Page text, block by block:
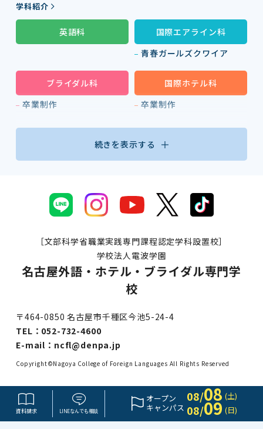
資料請求 LINEなんでも相談
オープン
キャンパス
08/08 (土)
08/09 (日)
学科紹介
英語科
国際エアライン科
青春ガールズクワイア
ブライダル科
卒業制作
国際ホテル科
卒業制作
続きを表示する
［文部科学省職業実践専門課程認定学科設置校］
学校法人電波学園
名古屋外語・ホテル・ブライダル専門学
校
〒464-0850 名古屋市千種区今池5-24-4
TEL： 052-732-4600
E-mail： ncfl@denpa.jp
Copyright©Nagoya College of Foreign Languages All Rights Reserved